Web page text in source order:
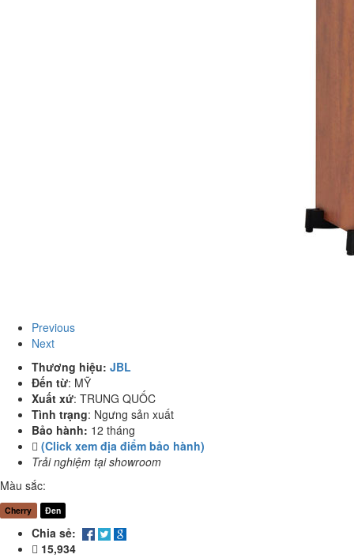
Previous
Next
Thương hiệu: JBL
Đến từ: MỸ
Xuất xứ: TRUNG QUỐC
Tình trạng: Ngưng sản xuất
Bảo hành: 12 tháng
(Click xem địa điểm bảo hành)
Trải nghiệm tại showroom
Màu sắc:
Cherry Đen
Chia sẻ:
15,934